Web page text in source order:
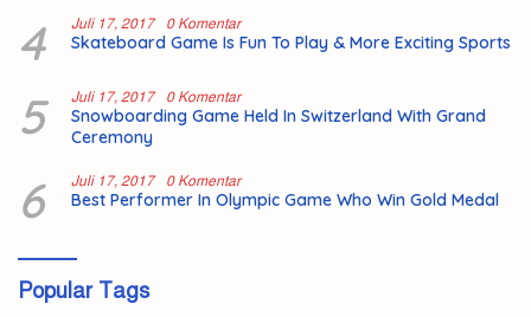
4 Juli 17, 2017 0 Komentar
Skateboard Game Is Fun To Play & More Exciting Sports
5 Juli 17, 2017 0 Komentar
Snowboarding Game Held In Switzerland With Grand
Ceremony
6 Juli 17, 2017 0 Komentar
Best Performer In Olympic Game Who Win Gold Medal
Popular Tags